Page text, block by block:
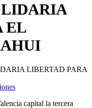
EL
LIBERTAD PARA
capital la tercera